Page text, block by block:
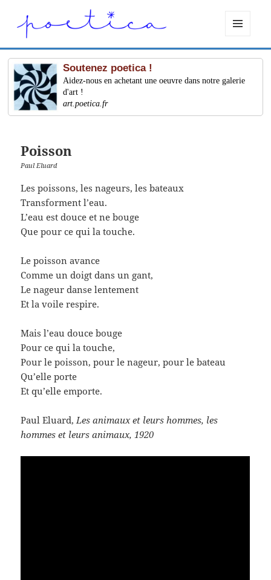
ET
WIDGETS
Soutenez poetica !
Aidez-nous en achetant une oeuvre dans notre galerie
d'art !
art.poetica.fr
Poisson
Paul Eluard
Les poissons, les nageurs, les bateaux
Transforment l’eau.
L’eau est douce et ne bouge
Que pour ce qui la touche.
Le poisson avance
Comme un doigt dans un gant,
Le nageur danse lentement
Et la voile respire.
Mais l’eau douce bouge
Pour ce qui la touche,
Pour le poisson, pour le nageur, pour le bateau
Qu’elle porte
Et qu’elle emporte.
Paul Eluard, Les animaux et leurs hommes, les
hommes et leurs animaux, 1920